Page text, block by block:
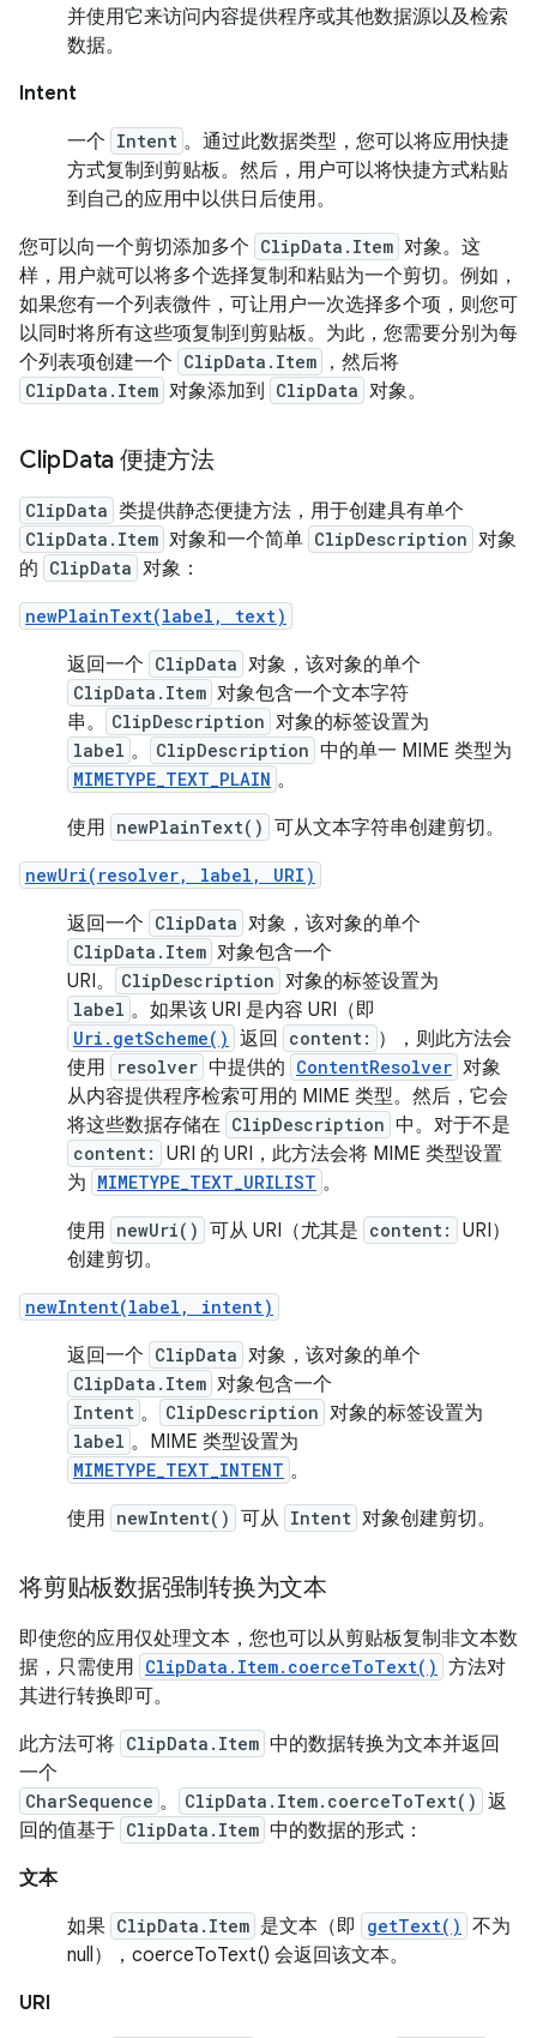
并使用它来访问内容提供程序或其他数据源以及检索
数据。
Intent
一个 Intent 。通过此数据类型，您可以将应用快捷
方式复制到剪贴板。然后，用户可以将快捷方式粘贴
到自己的应用中以供日后使用。
您可以向一个剪切添加多个 ClipData.Item 对象。这
样，用户就可以将多个选择复制和粘贴为一个剪切。例如，
如果您有一个列表微件，可让用户一次选择多个项，则您可
以同时将所有这些项复制到剪贴板。为此，您需要分别为每
个列表项创建一个 ClipData.Item ，然后将
ClipData.Item 对象添加到 ClipData 对象。
ClipData 便捷方法
ClipData 类提供静态便捷方法，用于创建具有单个
ClipData.Item 对象和一个简单 ClipDescription 对象
的 ClipData 对象：
newPlainText(label, text)
返回一个 ClipData 对象，该对象的单个
ClipData.Item 对象包含一个文本字符
串。
ClipDescription 对象的标签设置为
label 。 ClipDescription 中的单一 MIME 类型为
MIMETYPE_TEXT_PLAIN 。
使用 newPlainText() 可从文本字符串创建剪切。
newUri(resolver, label, URI)
返回一个 ClipData 对象，该对象的单个
ClipData.Item 对象包含一个
URI。
ClipDescription 对象的标签设置为
label 。如果该 URI 是内容 URI（即
Uri.getScheme() 返回 content: ），则此方法会
使用
resolver 中提供的 ContentResolver 对象
从内容提供程序检索可用的 MIME 类型。然后，它会
将这些数据存储在 ClipDescription 中。对于不是
content:
URI 的 URI，此方法会将 MIME 类型设置
为 MIMETYPE_TEXT_URILIST 。
使用 newUri() 可从 URI（尤其是 content:
URI）
创建剪切。
newIntent(label, intent)
返回一个 ClipData 对象，该对象的单个
ClipData.Item 对象包含一个
Intent 。 ClipDescription 对象的标签设置为
label 。MIME 类型设置为
MIMETYPE_TEXT_INTENT 。
使用 newIntent() 可从 Intent 对象创建剪切。
将剪贴板数据强制转换为文本
即使您的应用仅处理文本，您也可以从剪贴板复制非文本数
据，只需使用 ClipData.Item.coerceToText() 方法对
其进行转换即可。
此方法可将 ClipData.Item 中的数据转换为文本并返回
一个
CharSequence 。 ClipData.Item.coerceToText() 返
回的值基于 ClipData.Item 中的数据的形式：
文本
如果 ClipData.Item 是文本（即 getText() 不为
null），coerceToText() 会返回该文本。
URI